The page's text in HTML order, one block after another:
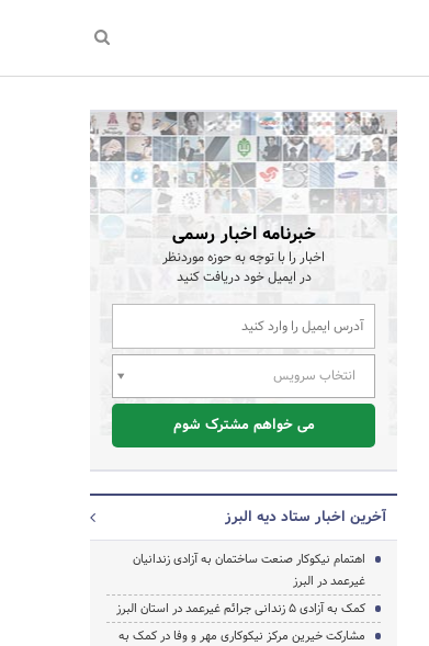
خبرنامه اخبار رسمی
اخبار را با توجه به حوزه موردنظر
در ایمیل خود دریافت کنید
انتخاب سرویس
می خواهم مشترک شوم
آخرین اخبار ستاد دیه البرز
اهتمام نیکوکار صنعت ساختمان به آزادی زندانیان
غیرعمد در البرز
کمک به آزادی 5 زندانی جرائم غیرعمد در استان البرز
مشارکت خیرین مرکز نیکوکاری مهر و وفا در کمک به